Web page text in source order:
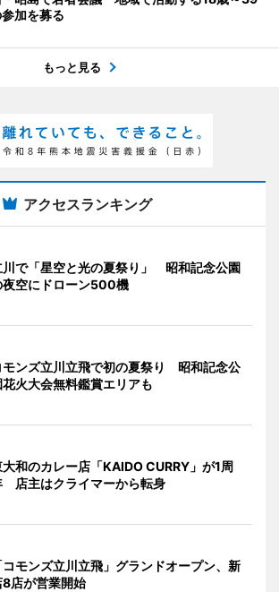
加を募る
もっと見る
アクセスランキング
川で「星空と光の夏祭り」 昭和記念公園
夜空にドローン500機
モンズ立川立飛で初の夏祭り 昭和記念公
花火大会無料鑑賞エリアも
大和のカレー店「KAIDO CURRY」が1周
店主はクライマーから転身
コモンズ立川立飛」グランドオープン、新
8店が営業開始